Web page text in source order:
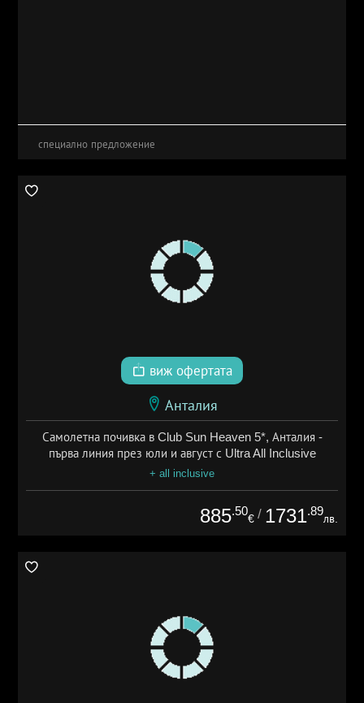
специално предложение
виж офертата
Анталия
Самолетна почивка в Club Sun Heaven 5*, Анталия -
първа линия през юли и август с Ultra All Inclusive
+ all inclusive
885.50
€ / 1731.89
лв.